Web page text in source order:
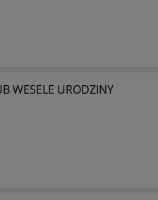
WESELE URODZINY